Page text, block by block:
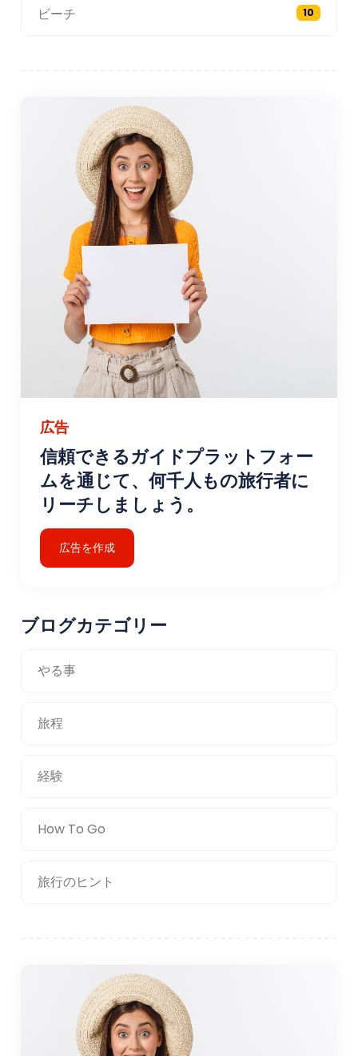
ツに最適な地域となっており、アイワルクにはいくつかの
ハイキング、サイクリング、自然散策などのアウトドア ア
クティビティの機会が豊富にあります。町の周りのオリー
ブ畑や丘は、田園地帯を徒歩や自転車で探索したい人に美
しいルートを提供します。この地域は、特にさまざまな種
類の鳥がこの地域を通過する渡りの季節に、バードウォッ
チングの機会があることでも知られています。
近隣の観光スポット
ギョメチは静かでリラックスできる目的地ですが、近隣の
観光スポットにも近いため、周辺地域を探索するのに最適
な拠点です。近隣で最も人気のある目的地の 1 つは、歴史
的建造物、活気のある市場、美しい海岸の景色で知られる
魅力的な町、アイワルクです。アイワルクでは、ギリシャ
風の家が並ぶ旧市街の狭い通りを散策したり、地元の市場
クンダ島へのボート ツアーに参加したりできます。
<ゴメチのすぐ南には、長い砂浜とのんびりした雰囲気で
知られるもう一つの海岸沿いの町ブルハニエがあります。
ブルハニエには、この地域で最高のビーチの 1 つと考えら
れている人気のオーレン ビーチがあります。この町には、
できる活気のある毎週の市場もあります。
ロメートルに位置します。ペルガモンは古代の文化的、政
治的中心地であり、アクロポリス、ペルガモン劇場、アス
す。このユネスコ世界遺産では、この地域の古代の歴史を
自然愛好家は、ゴメチの南東に位置するカズダウ国立公園
公園は、豊かな生物多様性、見事な景観、神話の重要性で
す。
も結ばれています。イスタンブールから車でお越しの場
合、車で約 5 ～ 6 時間かかりますが、イスタンブールから
フェリーでバンドゥルマまで移動し、陸路で移動を続ける
ことで旅程を短縮することもできます。
ビーチ 10
広告
信頼できるガイドプラットフォー
ムを通じて、何千人もの旅行者に
リーチしましょう。
広告を作成
ブログカテゴリー
やる事
旅程
経験
How To Go
旅行のヒント